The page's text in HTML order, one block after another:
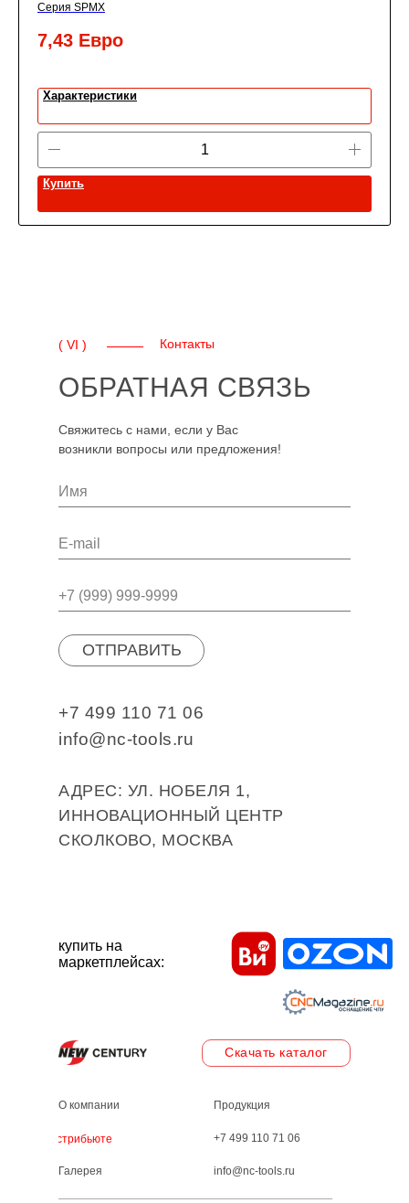
Серия SPMX
7,43 Евро
Характеристики
Купить
ОБРАТНАЯ СВЯЗЬ
Свяжитесь с нами, если у Вас
возникли вопросы или предложения!
+7 499 110 71 06
info@nc-tools.ru
АДРЕС: УЛ. НОБЕЛЯ 1,
ИННОВАЦИОННЫЙ ЦЕНТР
СКОЛКОВО, МОСКВА
ОТПРАВИТЬ
( VI ) Контакты
+7 499 110 71 06
info@nc-tools.ru
Скачать каталог
О компании Продукция
Галерея
Дистрибьютеры
купить на
маркетплейсах: